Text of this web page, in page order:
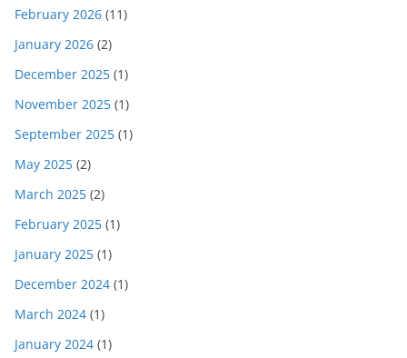
February 2026 (11)
January 2026 (2)
December 2025 (1)
November 2025 (1)
September 2025 (1)
May 2025 (2)
March 2025 (2)
February 2025 (1)
January 2025 (1)
December 2024 (1)
March 2024 (1)
January 2024 (1)